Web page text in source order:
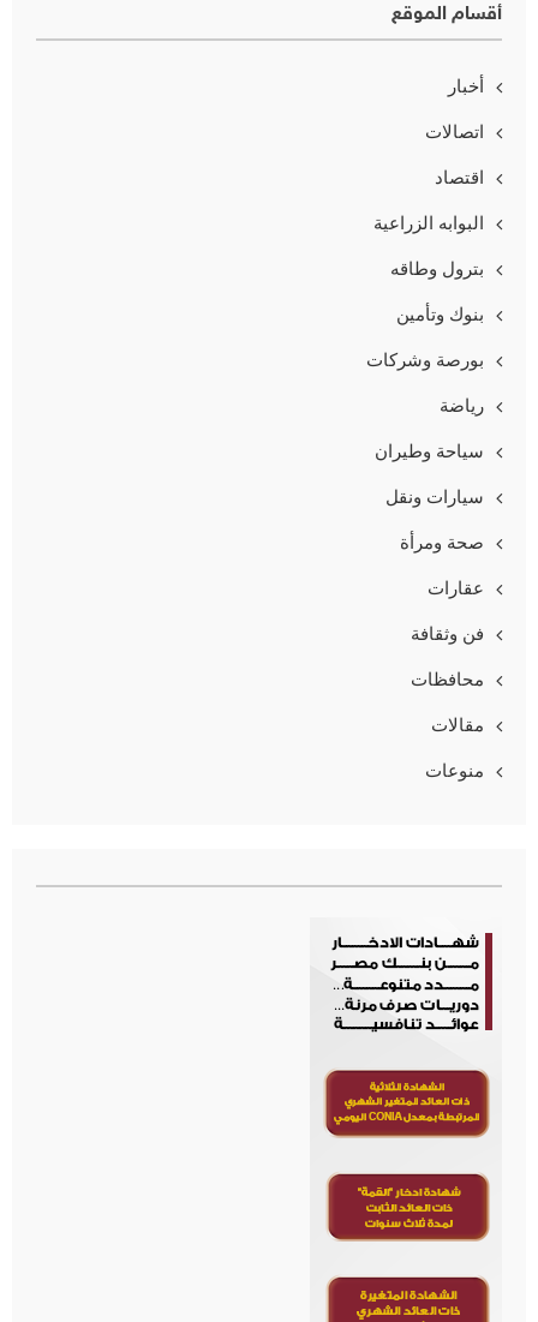
أقسام الموقع
أخبار
اتصالات
اقتصاد
البوابه الزراعية
بترول وطاقه
بنوك وتأمين
بورصة وشركات
رياضة
سياحة وطيران
سيارات ونقل
صحة ومرأة
عقارات
فن وثقافة
محافظات
مقالات
منوعات